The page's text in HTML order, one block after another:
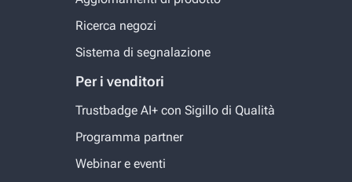
Ricerca negozi
Sistema di segnalazione
Per i venditori
Trustbadge AI+ con Sigillo di Qualità
Programma partner
Webinar e eventi